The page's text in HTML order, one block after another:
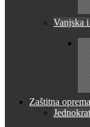
Vanjska
Zaštitna oprema